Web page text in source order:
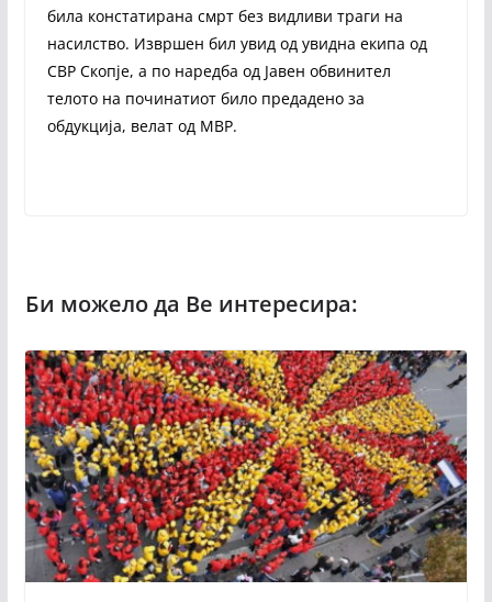
била констатирана смрт без видливи траги на
насилство. Извршен бил увид од увидна екипа од
СВР Скопје, а по наредба од Јавен обвинител
телото на починатиот било предадено за
обдукција, велат од МВР.